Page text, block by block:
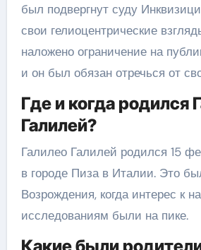
был подвергнут суду
свои гелиоцентрические
наложено ограничение на
и он был обязан отречься от
Где и когда родился
Галилей?
Галилео Галилей родился 15
в городе Пиза в Италии. Это
Возрождения, когда интерес к
исследованиям были на пике.
Какие были